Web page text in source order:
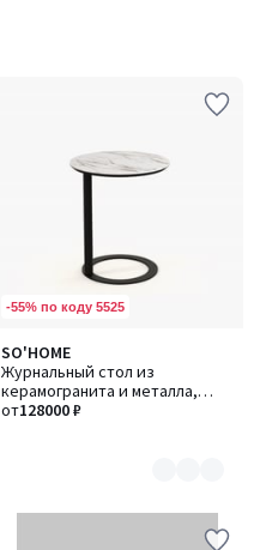
-55% по коду 5525
SO'HOME
Журнальный стол из
керамогранита и металла,
высокий
от128000 ₽
Количество
цветов:
2